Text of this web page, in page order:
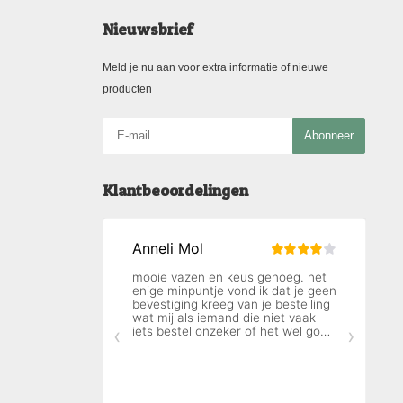
Nieuwsbrief
Meld je nu aan voor extra informatie of nieuwe
producten
Abonneer
Klantbeoordelingen